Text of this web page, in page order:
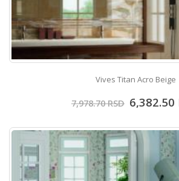
Vives Titan Acro Beige
7,978.70RSD 6,382.50